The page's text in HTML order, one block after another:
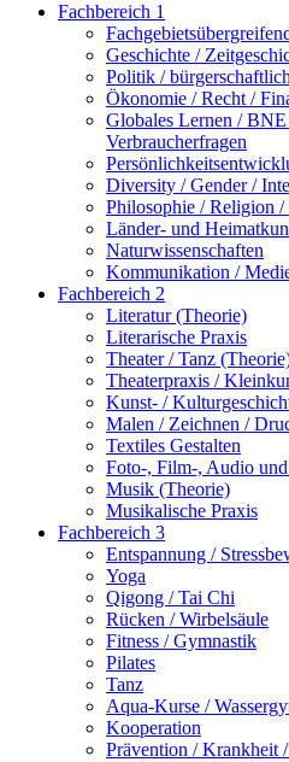
Fachbereich 1
Geschichte /
Politik /
Ökonomie / Recht /
Globales Lernen /
Verbraucherfragen
Diversity / Gender /
Philosophie / Religion
Länder- und
Naturwissenschaften
Kommunikation /
Fachbereich 2
Literatur (Theorie)
Literarische Praxis
Theater / Tanz
Theaterpraxis /
Kunst- /
Malen / Zeichnen /
Textiles Gestalten
Foto-, Film-, Audio
Musik (Theorie)
Musikalische Praxis
Fachbereich 3
Entspannung /
Yoga
Qigong / Tai Chi
Rücken / Wirbelsäule
Fitness / Gymnastik
Pilates
Tanz
Aqua-Kurse /
Kooperation
Prävention / Krankheit